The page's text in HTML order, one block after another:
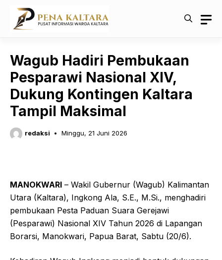
Langsung
Wagub Hadiri Pembukaan
Pesparawi Nasional XIV,
Dukung Kontingen Kaltara
Tampil Maksimal
redaksi Minggu, 21 Juni 2026
MANOKWARI – Wakil Gubernur (Wagub) Kalimantan
Utara (Kaltara), Ingkong Ala, S.E., M.Si., menghadiri
pembukaan Pesta Paduan Suara Gerejawi
(Pesparawi) Nasional XIV Tahun 2026 di Lapangan
Borarsi, Manokwari, Papua Barat, Sabtu (20/6).